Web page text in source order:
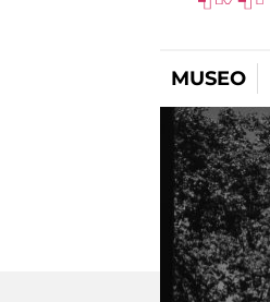
MUSEO